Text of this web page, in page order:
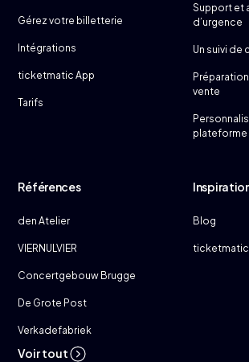
Gérez votre billetterie
Intégrations
ticketmatic App
Tarifs
Support et
d’urgence
Un suivi
vente
plateforme
Références
den Atelier
VIERNULVIER
Concertgebouw Brugge
De Grote Post
Verkadefabriek
Voir tout
Blog